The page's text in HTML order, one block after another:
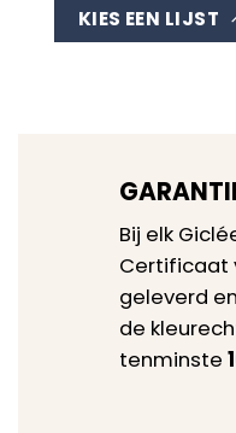
KIES EEN LIJST
Bij elk
Certificaat
geleverd
de
tenminste